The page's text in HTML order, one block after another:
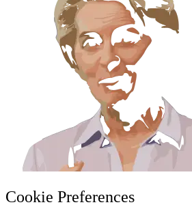
Cookie Preferences